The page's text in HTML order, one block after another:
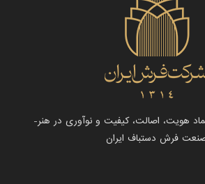
هویت، اصالت، کیفیت و نوآوری در هنر-
فرش دستباف ایران